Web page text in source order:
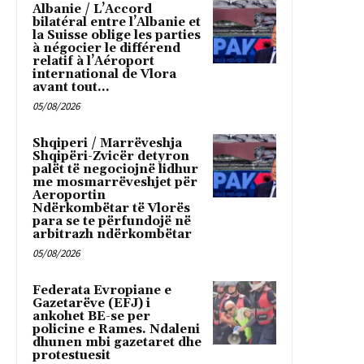
Albanie / L’Accord
bilatéral entre l’Albanie et
la Suisse oblige les parties
à négocier le différend
relatif à l’Aéroport
international de Vlora
avant tout...
05/08/2026
Shqiperi / Marrëveshja
Shqipëri-Zvicër detyron
palët të negociojnë lidhur
me mosmarrëveshjet për
Aeroportin
Ndërkombëtar të Vlorës
para se te përfundojë në
arbitrazh ndërkombëtar
05/08/2026
Federata Evropiane e
Gazetarëve (EFJ) i
ankohet BE-se per
policine e Rames. Ndaleni
dhunen mbi gazetaret dhe
protestuesit